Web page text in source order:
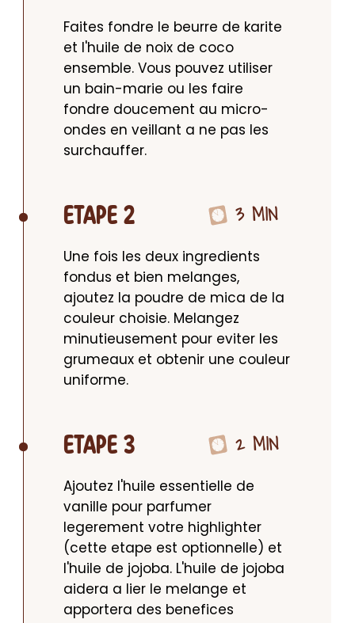
Faites fondre le beurre de karite
et l'huile de noix de coco
ensemble. Vous pouvez utiliser
un bain-marie ou les faire
fondre doucement au micro-
ondes en veillant a ne pas les
surchauffer.
ETAPE 2 3 MIN
Une fois les deux ingredients
fondus et bien melanges,
ajoutez la poudre de mica de la
couleur choisie. Melangez
minutieusement pour eviter les
grumeaux et obtenir une couleur
uniforme.
ETAPE 3 2 MIN
Ajoutez l'huile essentielle de
vanille pour parfumer
legerement votre highlighter
(cette etape est optionnelle) et
l'huile de jojoba. L'huile de jojoba
aidera a lier le melange et
apportera des benefices